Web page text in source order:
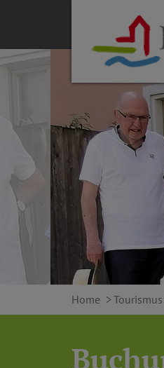
Home > Tourismus